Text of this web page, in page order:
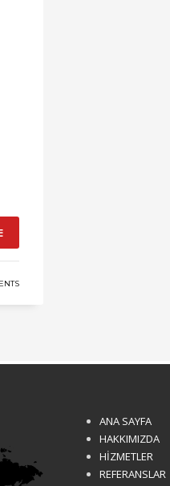
ANA SAYFA
HAKKIMIZDA
HİZMETLER
REFERANSLAR